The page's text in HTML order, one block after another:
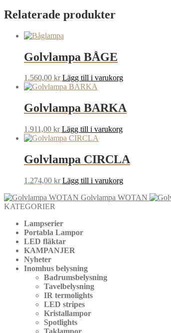
Relaterade produkter
Golvlampa BÅGE
1.560,00 kr Lägg till i varukorg
Golvlampa BARKA
1.911,00 kr Lägg till i varukorg
Golvlampa CIRCLA
1.274,00 kr Lägg till i varukorg
Golvlampa WOTAN
KATEGORIER
Lampserier
Portabla Lampor
LED fläktar
KAMPANJER
Nyheter
Inomhus belysning
Badrumsbelysning
Tavelbelysning
IR termolights
LED stripes
Kristallampor
Spotlights
Taklampor